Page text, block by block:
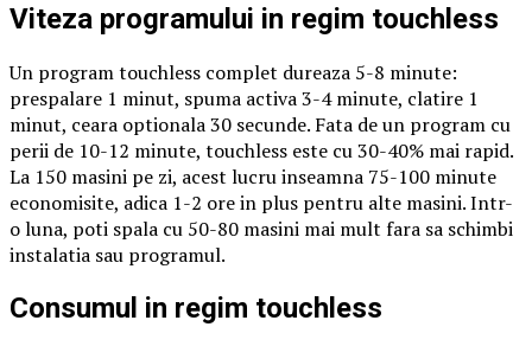
Viteza programului in regim touchless
Un program touchless complet dureaza 5-8 minute:
prespalare 1 minut, spuma activa 3-4 minute, clatire 1
minut, ceara optionala 30 secunde. Fata de un program cu
perii de 10-12 minute, touchless este cu 30-40% mai rapid.
La 150 masini pe zi, acest lucru inseamna 75-100 minute
economisite, adica 1-2 ore in plus pentru alte masini. Intr-
o luna, poti spala cu 50-80 masini mai mult fara sa schimbi
instalatia sau programul.
Consumul in regim touchless